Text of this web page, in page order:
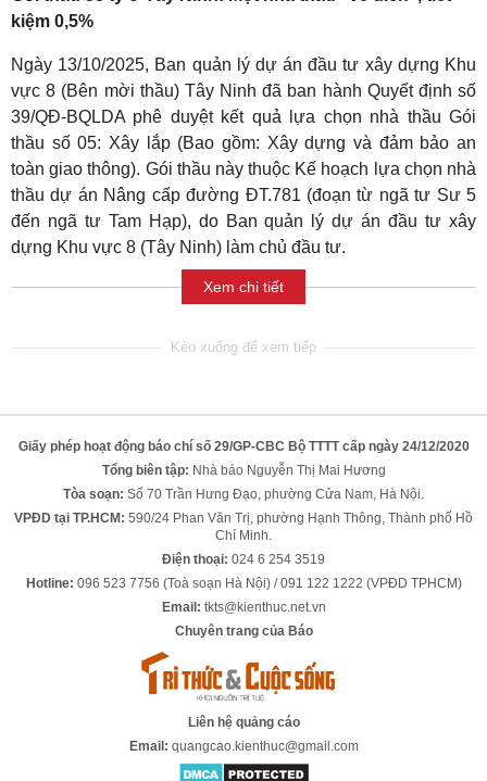
kiệm 0,5%
Ngày 13/10/2025, Ban quản lý dự án đầu tư xây dựng Khu
vực 8 (Bên mời thầu) Tây Ninh đã ban hành Quyết định số
39/QĐ-BQLDA phê duyệt kết quả lựa chọn nhà thầu Gói
thầu số 05: Xây lắp (Bao gồm: Xây dựng và đảm bảo an
toàn giao thông). Gói thầu này thuộc Kế hoạch lựa chọn nhà
thầu dự án Nâng cấp đường ĐT.781 (đoạn từ ngã tư Sư 5
đến ngã tư Tam Hạp), do Ban quản lý dự án đầu tư xây
dựng Khu vực 8 (Tây Ninh) làm chủ đầu tư.
Xem chi tiết
Giấy phép hoạt động báo chí số 29/GP-CBC Bộ TTTT cấp ngày 24/12/2020
Tổng biên tập: Nhà báo Nguyễn Thị Mai Hương
Tòa soạn: Số 70 Trần Hưng Đạo, phường Cửa Nam, Hà Nội.
VPĐD tại TP.HCM: 590/24 Phan Văn Trị, phường Hạnh Thông, Thành phố Hồ
Chí Minh.
Điện thoại: 024 6 254 3519
Hotline: 096 523 7756 (Toà soạn Hà Nội) / 091 122 1222 (VPĐD TPHCM)
Email: tkts@kienthuc.net.vn
Chuyên trang của Báo
Liên hệ quảng cáo
Email: quangcao.kienthuc@gmail.com